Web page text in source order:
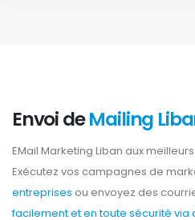
Envoi deMailing
EMail Marketing Liban aux
Exécutez vos campagnes de
entreprises ou envoyez des
facilement et en toute sécurité via